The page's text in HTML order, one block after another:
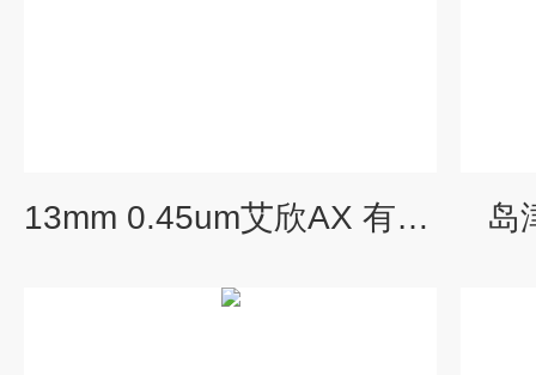
13mm 0.45um艾欣AX 有机针式过滤器 岛